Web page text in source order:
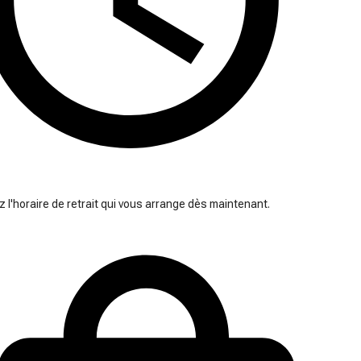
l'horaire de retrait qui vous arrange dès maintenant.